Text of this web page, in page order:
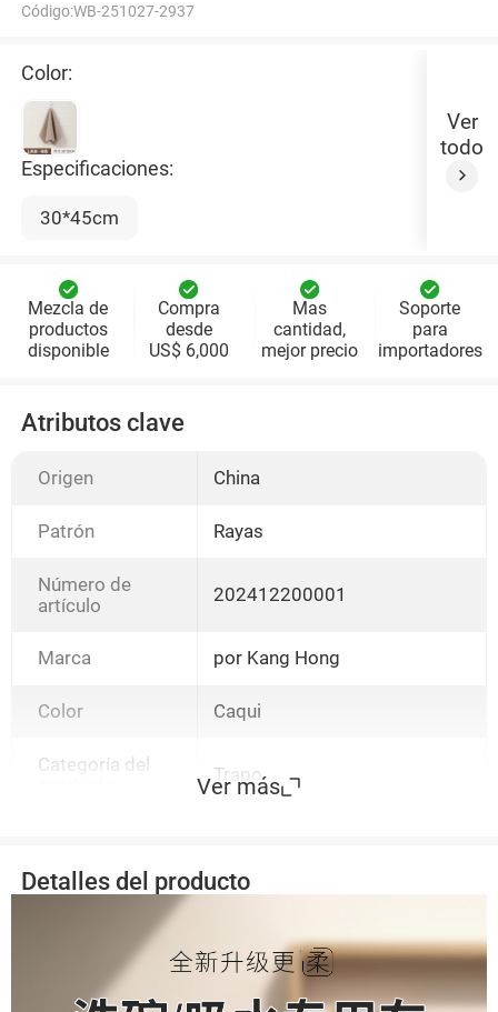
Código:WB-251027-2937
Color:
Especificaciones:
30*45cm
Ver
todo
Mezcla de
productos
disponible
Compra
desde
US$ 6,000
Mas
cantidad,
mejor precio
Soporte
para
importadores
Atributos clave
Origen China
Patrón Rayas
Número de
artículo
202412200001
Marca por Kang Hong
Color Caqui
Categoría del
Trapo
Ver más
Detalles del producto